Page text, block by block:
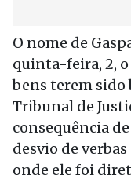
O nome de
quinta-feira, 2,
bens terem sido
Tribunal de
consequência
desvio de
onde ele foi